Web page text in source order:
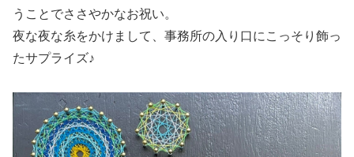
うことでささやかなお祝い。
夜な夜な糸をかけまして、事務所の入り口にこっそり飾っ
たサプライズ♪